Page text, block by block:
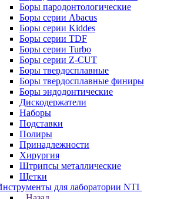
Боры пародонтологические
Боры серии Abacus
Боры серии Kiddes
Боры серии TDF
Боры серии Turbo
Боры серии Z-CUT
Боры твердосплавные
Боры твердосплавные финиры
Боры эндодонтические
Дискодержатели
Наборы
Подставки
Полиры
Принадлежности
Хирургия
Штрипсы металлические
Щетки
для лаборатории NTI